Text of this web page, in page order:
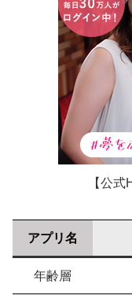
【公式
アプリ名
年齢層